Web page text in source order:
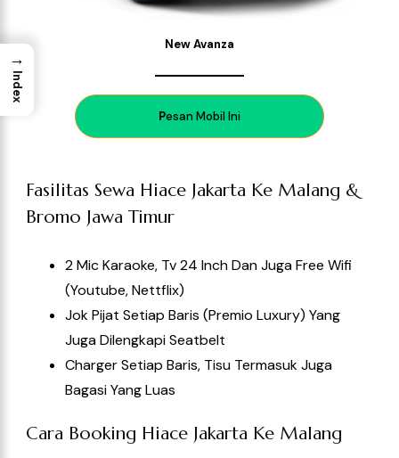
New Avanza
Pesan Mobil Ini
Fasilitas Sewa Hiace Jakarta Ke Malang &
Bromo Jawa Timur
2 Mic Karaoke, Tv 24 Inch Dan Juga Free Wifi
(Youtube, Nettflix)
Jok Pijat Setiap Baris (Premio Luxury) Yang
Juga Dilengkapi Seatbelt
Charger Setiap Baris, Tisu Termasuk Juga
Bagasi Yang Luas
Cara Booking Hiace Jakarta Ke Malang
→
Index